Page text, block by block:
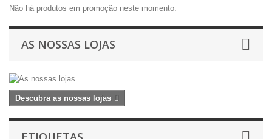
Não há produtos em promoção neste momento.
AS NOSSAS LOJAS
Descubra as nossas lojas